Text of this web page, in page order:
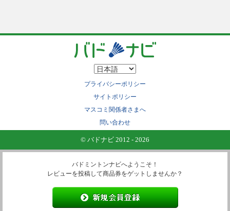
プライバシーポリシー
サイトポリシー
マスコミ関係者さまへ
問い合わせ
© バドナビ 2012 - 2026
バドミントンナビへようこそ！
レビューを投稿して商品券をゲットしませんか？